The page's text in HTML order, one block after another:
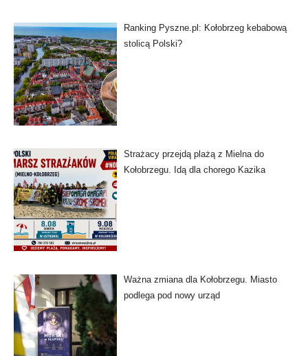
Ranking Pyszne.pl: Kołobrzeg kebabową
stolicą Polski?
Strażacy przejdą plażą z Mielna do
Kołobrzegu. Idą dla chorego Kazika
Ważna zmiana dla Kołobrzegu. Miasto
podlega pod nowy urząd